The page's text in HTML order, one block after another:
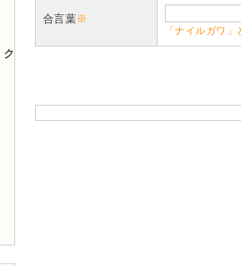
合言葉※
「ナイルガワ